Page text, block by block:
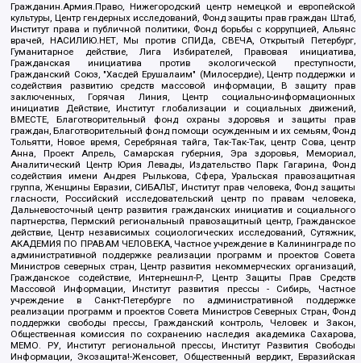
Гражданин.Армия.Право, Нижегородский центр немецкой и европейской
культуры, Центр гендерных исследований, Фонд защиты прав граждан Штаб,
Институт права и публичной политики, Фонд борьбы с коррупцией, Альянс
врачей, НАСИЛИЮ.НЕТ, Мы против СПИДа, СВЕЧА, Открытый Петербург,
Гуманитарное действие, Лига Избирателей, Правовая инициатива,
Гражданская инициатива против экологической преступности,
Гражданский Союз, "Хасдей Ерушалаим" (Милосердие), Центр поддержки и
содействия развитию средств массовой информации, В защиту прав
заключенных, Горячая Линия, Центр социально-информационных
инициатив Действие, Институт глобализации и социальных движений,
ВМЕСТЕ, Благотворительный фонд охраны здоровья и защиты прав
граждан, Благотворительный фонд помощи осужденным и их семьям, Фонд
Тольятти, Новое время, Серебряная тайга, Так-Так-Так, центр Сова, центр
Анна, Проект Апрель, Самарская губерния, Эра здоровья, Мемориал,
Аналитический Центр Юрия Левады, Издательство Парк Гагарина, Фонд
содействия имени Андрея Рылькова, Сфера, Уральская правозащитная
группа, Женщины Евразии, СИБАЛЬТ, Институт прав человека, Фонд защиты
гласности, Российский исследовательский центр по правам человека,
Дальневосточный центр развития гражданских инициатив и социального
партнерства, Пермский региональный правозащитный центр, Гражданское
действие, Центр независимых социологических исследований, Сутяжник,
АКАДЕМИЯ ПО ПРАВАМ ЧЕЛОВЕКА, Частное учреждение в Калининграде по
административной поддержке реализации программ и проектов Совета
Министров северных стран, Центр развития некоммерческих организаций,
Гражданское содействие, Интернешнл-Р, Центр Защиты Прав Средств
Массовой Информации, Институт развития прессы - Сибирь, Частное
учреждение в Санкт-Петербурге по административной поддержке
реализации программ и проектов Совета Министров Северных Стран, Фонд
поддержки свободы прессы, Гражданский контроль, Человек и Закон,
Общественная комиссия по сохранению наследия академика Сахарова,
МЕМО. РУ, Институт региональной прессы, Институт Развития Свободы
Информации, Экозащита!-Женсовет, Общественный вердикт, Евразийская